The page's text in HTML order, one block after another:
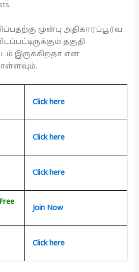
முன்பு அதிகாரப்பூர்வ
தகுதி
இருக்கிறதா என
Click here
Click here
Click here
Join Now
Click here